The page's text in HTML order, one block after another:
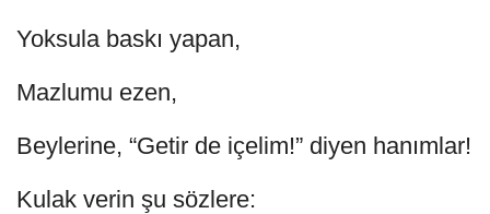
Yoksula baskı yapan,
Mazlumu ezen,
Beylerine, “Getir de içelim!” diyen hanımlar!
Kulak verin şu sözlere: